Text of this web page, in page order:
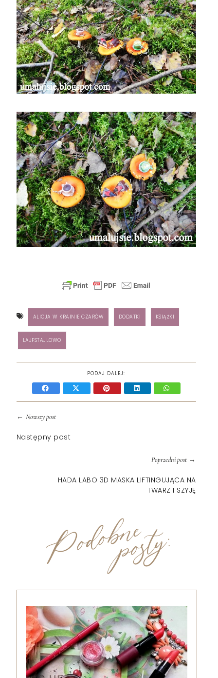
ALICJA W KRAINIE CZARÓW DODATKI KSIĄŻKI
LAJFSTAJLOWO
PODAJ DALEJ:
← Nowszy post
Następny post
Poprzedni post→
HADA LABO 3D MASKA LIFTINGUJĄCA NA
TWARZ I SZYJĘ